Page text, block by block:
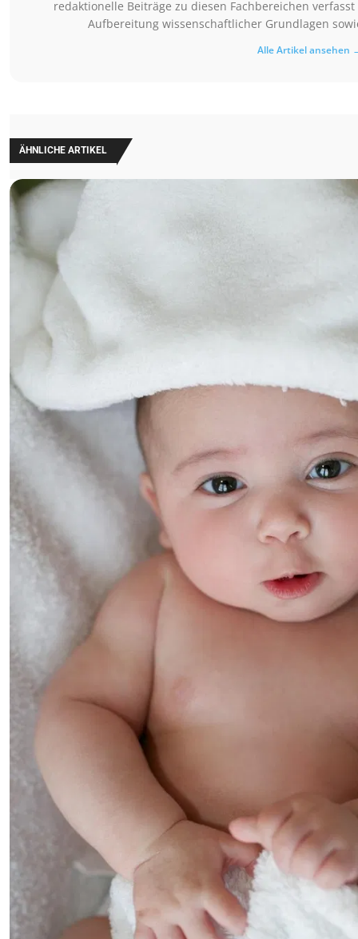
redaktionelle Beiträge zu diesen Fachbereichen
Aufbereitung wissenschaftlicher Grundlagen
Alle Artikel ansehen
ÄHNLICHE ARTIKEL